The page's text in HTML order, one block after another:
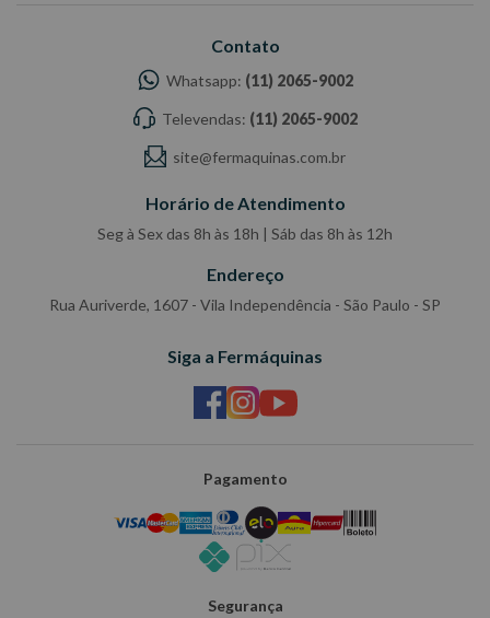
Contato
Whatsapp: (11) 2065-9002
Televendas: (11) 2065-9002
site@fermaquinas.com.br
Horário de Atendimento
Seg à Sex das 8h às 18h | Sáb das 8h às 12h
Endereço
Rua Auriverde, 1607 - Vila Independência - São Paulo - SP
Siga a Fermáquinas
Pagamento
Segurança